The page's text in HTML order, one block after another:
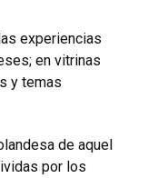
experiencias
en vitrinas
y temas
de aquel
por los